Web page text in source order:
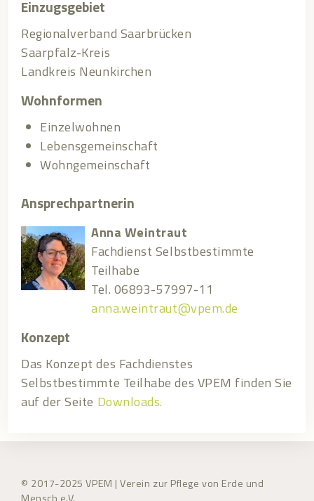
Einzugsgebiet
Regionalverband Saarbrücken
Saarpfalz-Kreis
Landkreis Neunkirchen
Wohnformen
Einzelwohnen
Lebensgemeinschaft
Wohngemeinschaft
Ansprechpartnerin
Anna Weintraut
Fachdienst Selbstbestimmte
Teilhabe
Tel. 06893-57997-11
anna.weintraut@vpem.de
Konzept
Das Konzept des Fachdienstes
Selbstbestimmte Teilhabe des VPEM finden Sie
auf der Seite Downloads.
© 2017-2025 VPEM | Verein zur Pflege von Erde und